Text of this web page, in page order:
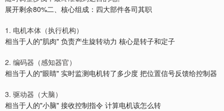
展开剩余80%二、核心组成：四大部件各司其职
1. 电机本体（执行机构）
相当于人的"肌肉" 负责产生旋转动力 核心是转子和定子
2. 编码器（感知器官）
相当于人的"眼睛" 实时监测电机转了多少度 把位置信号反馈给控制器
3. 驱动器（大脑）
相当于人的"小脑" 接收控制指令 计算电机该怎么转